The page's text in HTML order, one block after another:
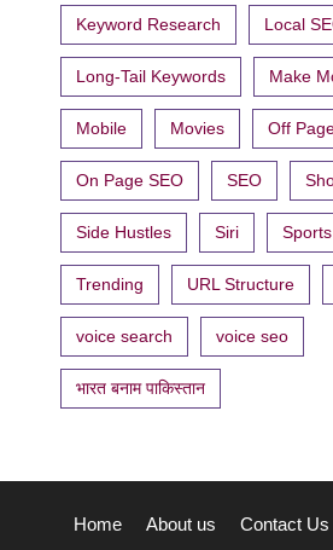
Keyword Research Local
Long-Tail Keywords Make
Mobile Movies Off
On Page SEO SEO
Side Hustles Siri Sports
Trending URL Structure
voice search voice seo
भारत बनाम पाकिस्तान
Home About us Contact Us